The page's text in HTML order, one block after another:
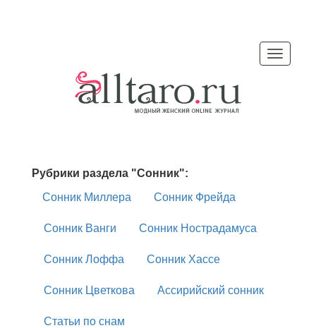
Меню
Рубрики раздела "Сонник":
Сонник Миллера
Сонник Фрейда
Сонник Ванги Сонник Нострадамуса
Сонник Лоффа Сонник Хассе
Сонник Цветкова Ассирийский сонник
Статьи по снам